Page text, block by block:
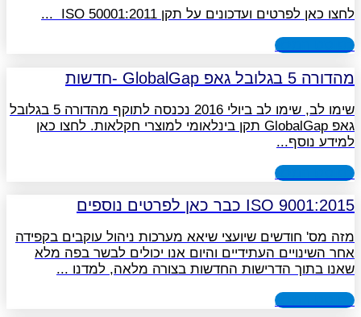
לחצו כאן לפרטים ועדכונים על תקן ISO 50001:2011
לפוסט המלא
מהדורה 5 בגלובל גאפ GlobalGap -חדשות
שימו לב, שימו לב ביולי 2016 נכנסה לתוקף מהדורה 5 בגלובל
גאפ GlobalGap תקן בינלאומי למוצרי חקלאות. לחצו כאן
למידע נוסף
לפוסט המלא
9001:2015 ISO כבר כאן לפרטים נוספים
מזה מס' חודשים שיועצי שיאא מערכות ניהול עוקבים בקפידה
אחר השינויים העתידיים והיום אנו יכולים לבשר בפה מלא
שאנו בתוך הדרישות החדשות בצורה מלאה, למדנו
לפוסט המלא